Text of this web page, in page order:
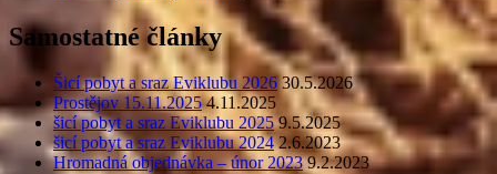
Samostatné články
Šicí pobyt a sraz Eviklubu 2026 30.5.2026
Prostějov 15.11.2025 4.11.2025
šicí pobyt a sraz Eviklubu 2025 9.5.2025
šicí pobyt a sraz Eviklubu 2024 2.6.2023
Hromadná objednávka – únor 2023 9.2.2023